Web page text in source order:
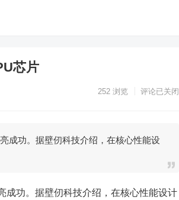
芯片
252 浏览 评论已关闭
成功。据壁仞科技介绍，在核心性能设
成功。据壁仞科技介绍，在核心性能设计